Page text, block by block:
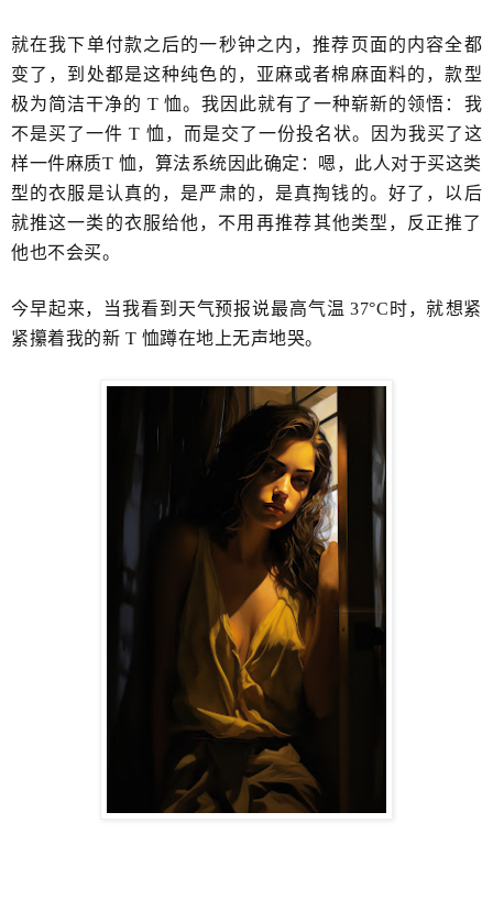
就在我下单付款之后的一秒钟之内，推荐页面的内容全都
变了，到处都是这种纯色的，亚麻或者棉麻面料的，款型
极为简洁​干净的 T 恤。我因此就有了一种崭新的​领悟：​我
不是买了一件 T 恤，而是交了一份投名状。因为我买了这
样一件麻质T 恤，算法系统​因此确定：嗯，此人对于买这类
型的衣服是认真的，是严肃的，是真掏钱的。好了，以后
就推这一类的衣服给他，不用再​推荐其他类型，反正推了
他也不会买。
今早起来，当我看到天气预报说最高气温 37°C时，就​想紧
紧攥着我的新 T 恤​蹲在地上无声地哭。